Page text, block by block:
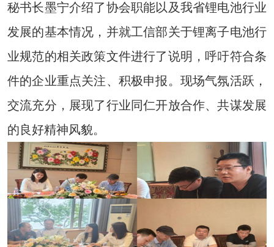
秘书长墨宁介绍了协会职能以及我省锂电池行业
发展的基本情况，并就工信部关于锂离子电池行
业规范的相关政策文件进行了说明，呼吁符合条
件的企业重点关注、积极申报。现场气氛活跃，
交流充分，展现了行业同仁开放合作、共谋发展
的良好精神风貌。